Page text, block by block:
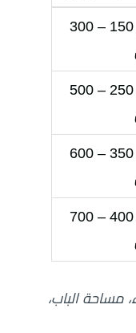
من 150 – 300
من 250 – 500
من 350 – 600
من 400 – 700
مساحة الباب،